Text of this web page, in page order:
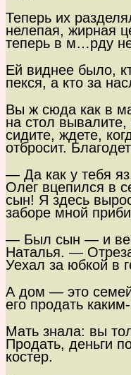
Теперь их
нелепая, жирная
теперь в м…рду
Ей виднее было,
пекся, а кто за
Вы ж сюда как в
на стол
сидите, ждете,
отбросит.
— Да как у тебя
Олег вцепился в
сын! Я здесь
заборе мной
— Был сын — и
Наталья. —
Уехал за юбкой в
А дом — это
его продать
Мать знала: вы
Продать, деньги
костер.